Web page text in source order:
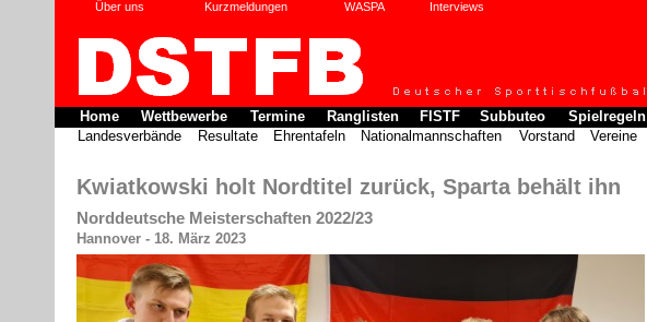
Über uns Kurzmeldungen WASPA Interviews
Home Wettbewerbe Termine Ranglisten FISTF Subbuteo Spielregeln
Landesverbände
Resultate Ehrentafeln Nationalmannschaften Vorstand Vereine
Kwiatkowski holt Nordtitel zurück, Sparta behält ihn
Norddeutsche Meisterschaften 2022/23
Hannover - 18. März 2023